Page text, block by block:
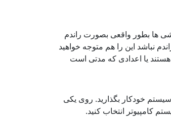
ها بطور واقعی بصورت راندم
نباشد این را هم متوجه خواهید
هستند یا اعدادی که مدتی است
خودکار بگذارید. روی یکی
کامپیوتر انتخاب کنید.